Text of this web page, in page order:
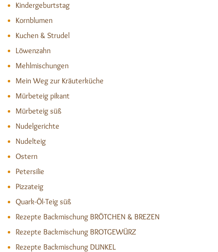
Kindergeburtstag
Kornblumen
Kuchen & Strudel
Löwenzahn
Mehlmischungen
Mein Weg zur Kräuterküche
Mürbeteig pikant
Mürbeteig süß
Nudelgerichte
Nudelteig
Ostern
Petersilie
Pizzateig
Quark-Öl-Teig süß
Rezepte Backmischung BRÖTCHEN & BREZEN
Rezepte Backmischung BROTGEWÜRZ
Rezepte Backmischung DUNKEL